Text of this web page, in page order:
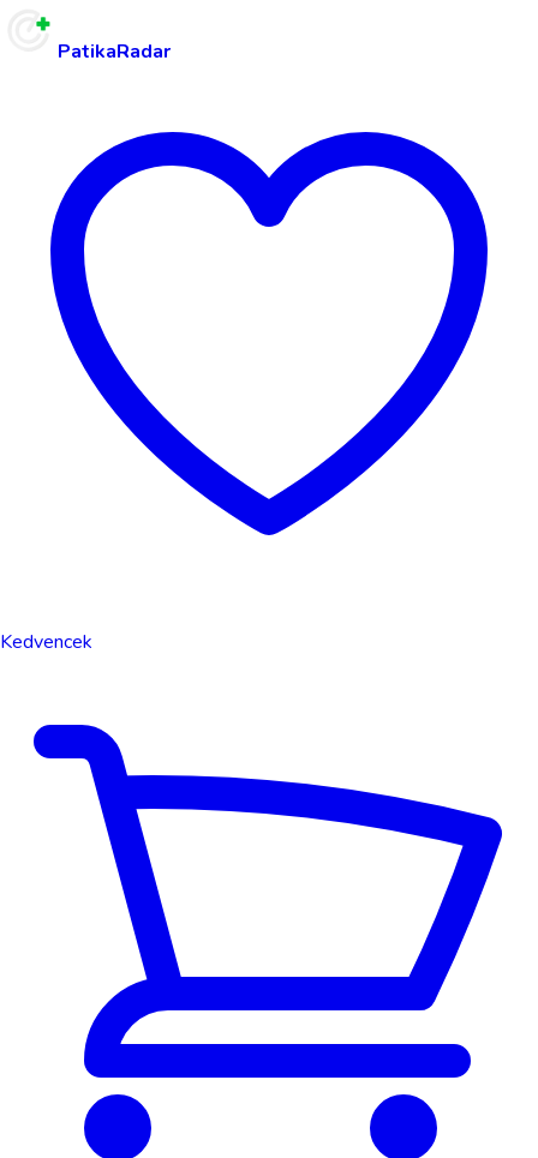
PatikaRadar
Kedvencek